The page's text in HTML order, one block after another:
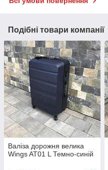
Подібні товари компанії
Валіза дорожня велика
Wings AT01 L Темно-синій